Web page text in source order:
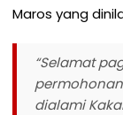
Maros yang
“Selamat
dialami